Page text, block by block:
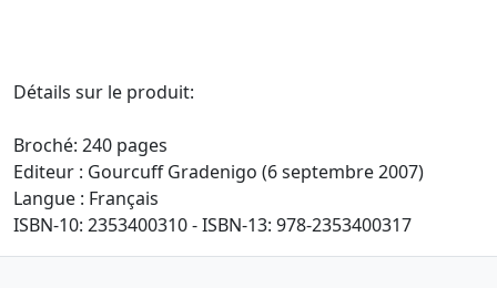
Détails sur le produit:
Broché: 240 pages
Editeur : Gourcuff Gradenigo (6 septembre 2007)
Langue : Français
ISBN-10: 2353400310 - ISBN-13: 978-2353400317